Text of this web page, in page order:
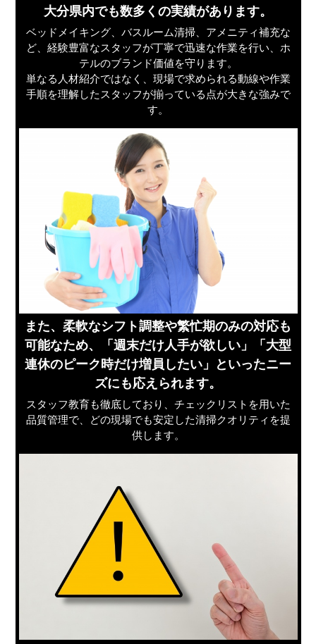
大分県内でも数多くの実績があります。
ベッドメイキング、バスルーム清掃、アメニティ補充な
ど、経験豊富なスタッフが丁寧で迅速な作業を行い、ホ
テルのブランド価値を守ります。
単なる人材紹介ではなく、現場で求められる動線や作業
手順を理解したスタッフが揃っている点が大きな強みで
す。
また、柔軟なシフト調整や繁忙期のみの対応も
可能なため、「週末だけ人手が欲しい」「大型
連休のピーク時だけ増員したい」といったニー
ズにも応えられます。
スタッフ教育も徹底しており、チェックリストを用いた
品質管理で、どの現場でも安定した清掃クオリティを提
供します。